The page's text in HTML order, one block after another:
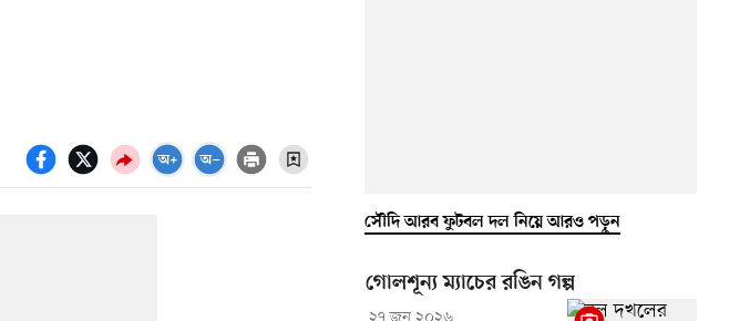
সৌদি আরব ফুটবল দল নিয়ে আরও পড়ুন
গোলশূন্য ম্যাচের রঙিন গল্প